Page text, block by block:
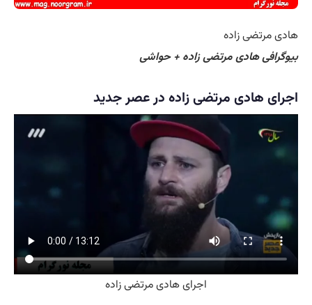
هادی مرتضی زاده
بیوگرافی هادی مرتضی زاده + حواشی
اجرای هادی مرتضی زاده در عصر جدید
اجرای هادی مرتضی زاده